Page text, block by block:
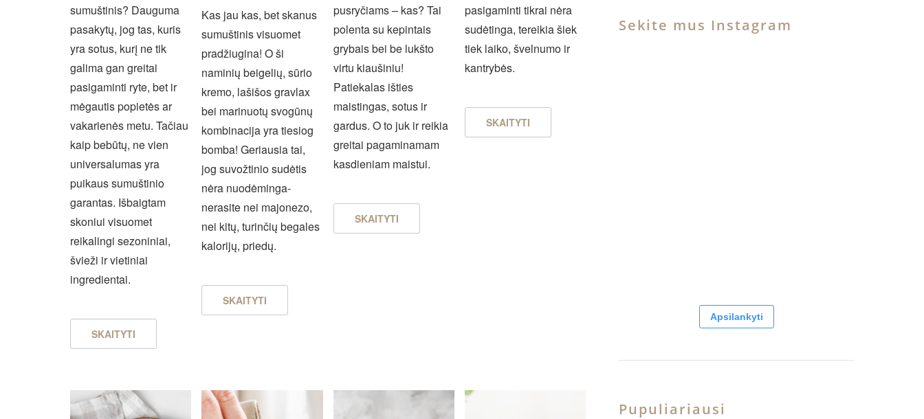
sumuštinis? Dauguma
pasakytų, jog tas, kuris
yra sotus, kurį ne tik
galima gan greitai
pasigaminti ryte, bet ir
mėgautis popietės ar
vakarienės metu. Tačiau
kaip bebūtų, ne vien
universalumas yra
puikaus sumuštinio
garantas. Išbaigtam
skoniui visuomet
reikalingi sezoniniai,
švieži ir vietiniai
ingredientai.
SKAITYTI
Kas jau kas, bet skanus
sumuštinis visuomet
pradžiugina! O ši
naminių beigelių, sūrio
kremo, lašišos gravlax
bei marinuotų svogūnų
kombinacija yra tiesiog
bomba! Geriausia tai,
jog suvožtinio sudėtis
nėra nuodėminga-
nerasite nei majonezo,
nei kitų, turinčių begales
kalorijų, priedų.
SKAITYTI
pusryčiams – kas? Tai
polenta su kepintais
grybais bei be lukšto
virtu kiaušiniu!
Patiekalas išties
maistingas, sotus ir
gardus. O to juk ir reikia
greitai pagaminamam
kasdieniam maistui.
SKAITYTI
pasigaminti tikrai nėra
sudėtinga, tereikia šiek
tiek laiko, švelnumo ir
kantrybės.
SKAITYTI
Sekite mus Instagram
Apsilankyti
Pupuliariausi